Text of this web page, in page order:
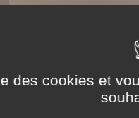
des cookies et